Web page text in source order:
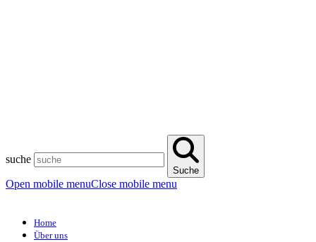
suche
Suche
Open mobile menuClose mobile menu
Home
Über uns